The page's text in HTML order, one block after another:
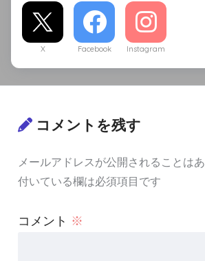
X Facebook Instagram
コメントを残す
メールアドレスが公開されることはあ
付いている欄は必須項目です
コメント ※